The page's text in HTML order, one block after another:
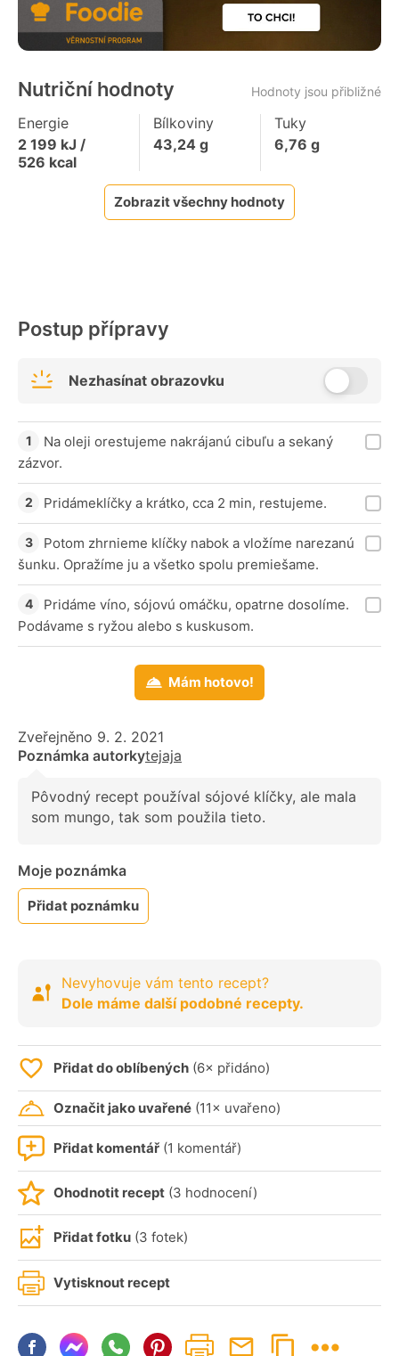
Nutriční hodnoty Hodnoty jsou přibližné
Energie
2 199 kJ /
526 kcal
Bílkoviny
43,24 g
Tuky
6,76 g
Zobrazit všechny hodnoty
Postup přípravy
Nezhasínat obrazovku
Na oleji orestujeme nakrájanú cibuľu a sekaný
zázvor.
Pridámeklíčky a krátko, cca 2 min, restujeme.
Potom zhrnieme klíčky nabok a vložíme narezanú
šunku. Opražíme ju a všetko spolu premiešame.
Pridáme víno, sójovú omáčku, opatrne dosolíme.
Podávame s ryžou alebo s kuskusom.
Mám hotovo!
Zveřejněno 9. 2. 2021
Poznámka autorkytejaja
Pôvodný recept používal sójové klíčky, ale mala
som mungo, tak som použila tieto.
Moje poznámka
Přidat poznámku
Nevyhovuje vám tento recept?
Dole máme další podobné recepty.
Přidat do oblíbených (6× přidáno)
Označit jako uvařené (11× uvařeno)
Přidat komentář (1 komentář)
Ohodnotit recept (3 hodnocení)
Přidat fotku (3 fotek)
Vytisknout recept